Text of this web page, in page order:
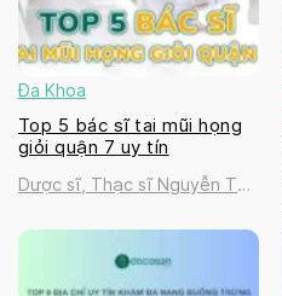
Đa Khoa
Top 5 bác sĩ tai mũi họng
giỏi quận 7 uy tín
Dược sĩ, Thạc sĩ Nguyễn Thị